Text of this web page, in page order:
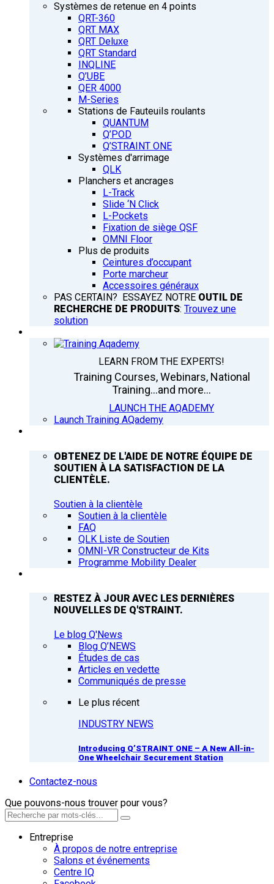
Systèmes de retenue en 4 points
QRT-360
QRT MAX
QRT Deluxe
QRT Standard
INQLINE
Q’UBE
QER 4000
M-Series
Stations de Fauteuils roulants
QUANTUM
Q’POD
Q’STRAINT ONE
Systèmes d'arrimage
QLK
Planchers et ancrages
L-Track
Slide ‘N Click
L-Pockets
Fixation de siège QSF
OMNI Floor
Plus de produits
Ceintures d’occupant
Porte marcheur
Accessoires généraux
PAS CERTAIN? ESSAYEZ NOTRE OUTIL DE
RECHERCHE DE PRODUITS: Trouvez une
solution
LEARN FROM THE EXPERTS!
Training Courses, Webinars, National
Training...and more...
LAUNCH THE AQADEMY
Launch Training AQademy
OBTENEZ DE L'AIDE DE NOTRE ÉQUIPE DE
SOUTIEN À LA SATISFACTION DE LA
CLIENTÈLE.
Soutien à la clientèle
Soutien à la clientèle
FAQ
QLK Liste de Soutien
OMNI-VR Constructeur de Kits
Programme Mobility Dealer
RESTEZ À JOUR AVEC LES DERNIÈRES
NOUVELLES DE Q'STRAINT.
Le blog Q'News
Blog Q’NEWS
Études de cas
Articles en vedette
Communiqués de presse
Le plus récent
INDUSTRY NEWS
Introducing Q’STRAINT ONE – A New All-in-
One Wheelchair Securement Station
Contactez-nous
Que pouvons-nous trouver pour vous?
Entreprise
À propos de notre entreprise
Salons et événements
Centre IQ